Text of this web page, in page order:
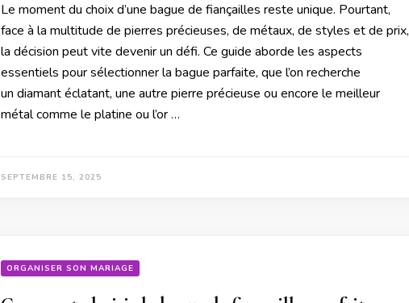
Le moment du choix d’une bague de fiançailles reste unique. Pourtant,
face à la multitude de pierres précieuses, de métaux, de styles et de prix,
la décision peut vite devenir un défi. Ce guide aborde les aspects
essentiels pour sélectionner la bague parfaite, que l’on recherche
un diamant éclatant, une autre pierre précieuse ou encore le meilleur
métal comme le platine ou l’or …
SEPTEMBRE 15, 2025
ORGANISER SON MARIAGE